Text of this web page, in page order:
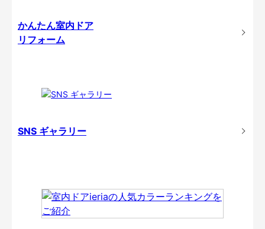
かんたん室内ドア
リフォーム
SNS ギャラリー